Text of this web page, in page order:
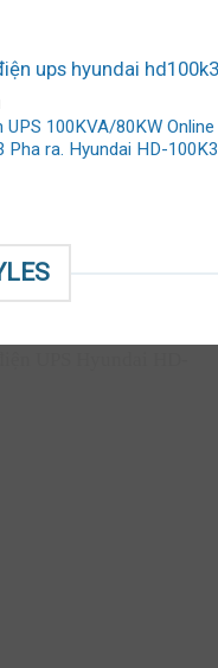
UPS 100KVA/80KW Online
Pha ra. Hyundai HD-100K3